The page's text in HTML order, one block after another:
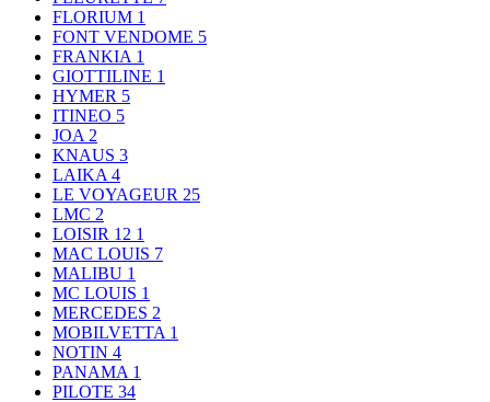
FLORIUM 1
FONT VENDOME 5
FRANKIA 1
GIOTTILINE 1
HYMER 5
ITINEO 5
JOA 2
KNAUS 3
LAIKA 4
LE VOYAGEUR 25
LMC 2
LOISIR 12 1
MAC LOUIS 7
MALIBU 1
MC LOUIS 1
MERCEDES 2
MOBILVETTA 1
NOTIN 4
PANAMA 1
PILOTE 34